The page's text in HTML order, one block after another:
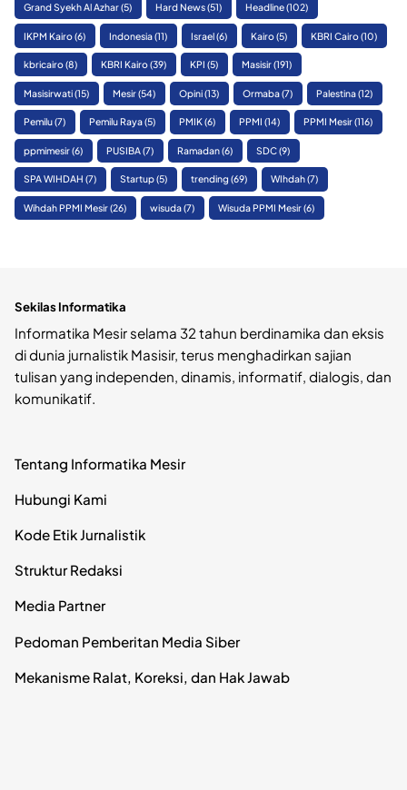
Grand Syekh Al Azhar(5) Hard News(51) Headline(102)
IKPM Kairo(6) Indonesia(11) Israel(6) Kairo(5) KBRI Cairo(10)
kbricairo(8) KBRI Kairo(39) KPI (5) Masisir(191)
Masisirwati(15) Mesir(54) Opini(13) Ormaba(7) Palestina(12)
Pemilu(7) Pemilu Raya(5) PMIK(6) PPMI (14) PPMI Mesir(116)
ppmimesir(6) PUSIBA(7) Ramadan(6) SDC(9)
SPA WIHDAH (7) Startup(5) trending (69) WIhdah(7)
Wihdah PPMI Mesir(26) wisuda(7) Wisuda PPMI Mesir(6)
Sekilas Informatika
Informatika Mesir selama 32 tahun berdinamika dan eksis
di dunia jurnalistik Masisir, terus menghadirkan sajian
tulisan yang independen, dinamis, informatif, dialogis, dan
komunikatif.
Tentang Informatika Mesir
Hubungi Kami
Kode Etik Jurnalistik
Struktur Redaksi
Media Partner
Pedoman Pemberitan Media Siber
Mekanisme Ralat, Koreksi, dan Hak Jawab